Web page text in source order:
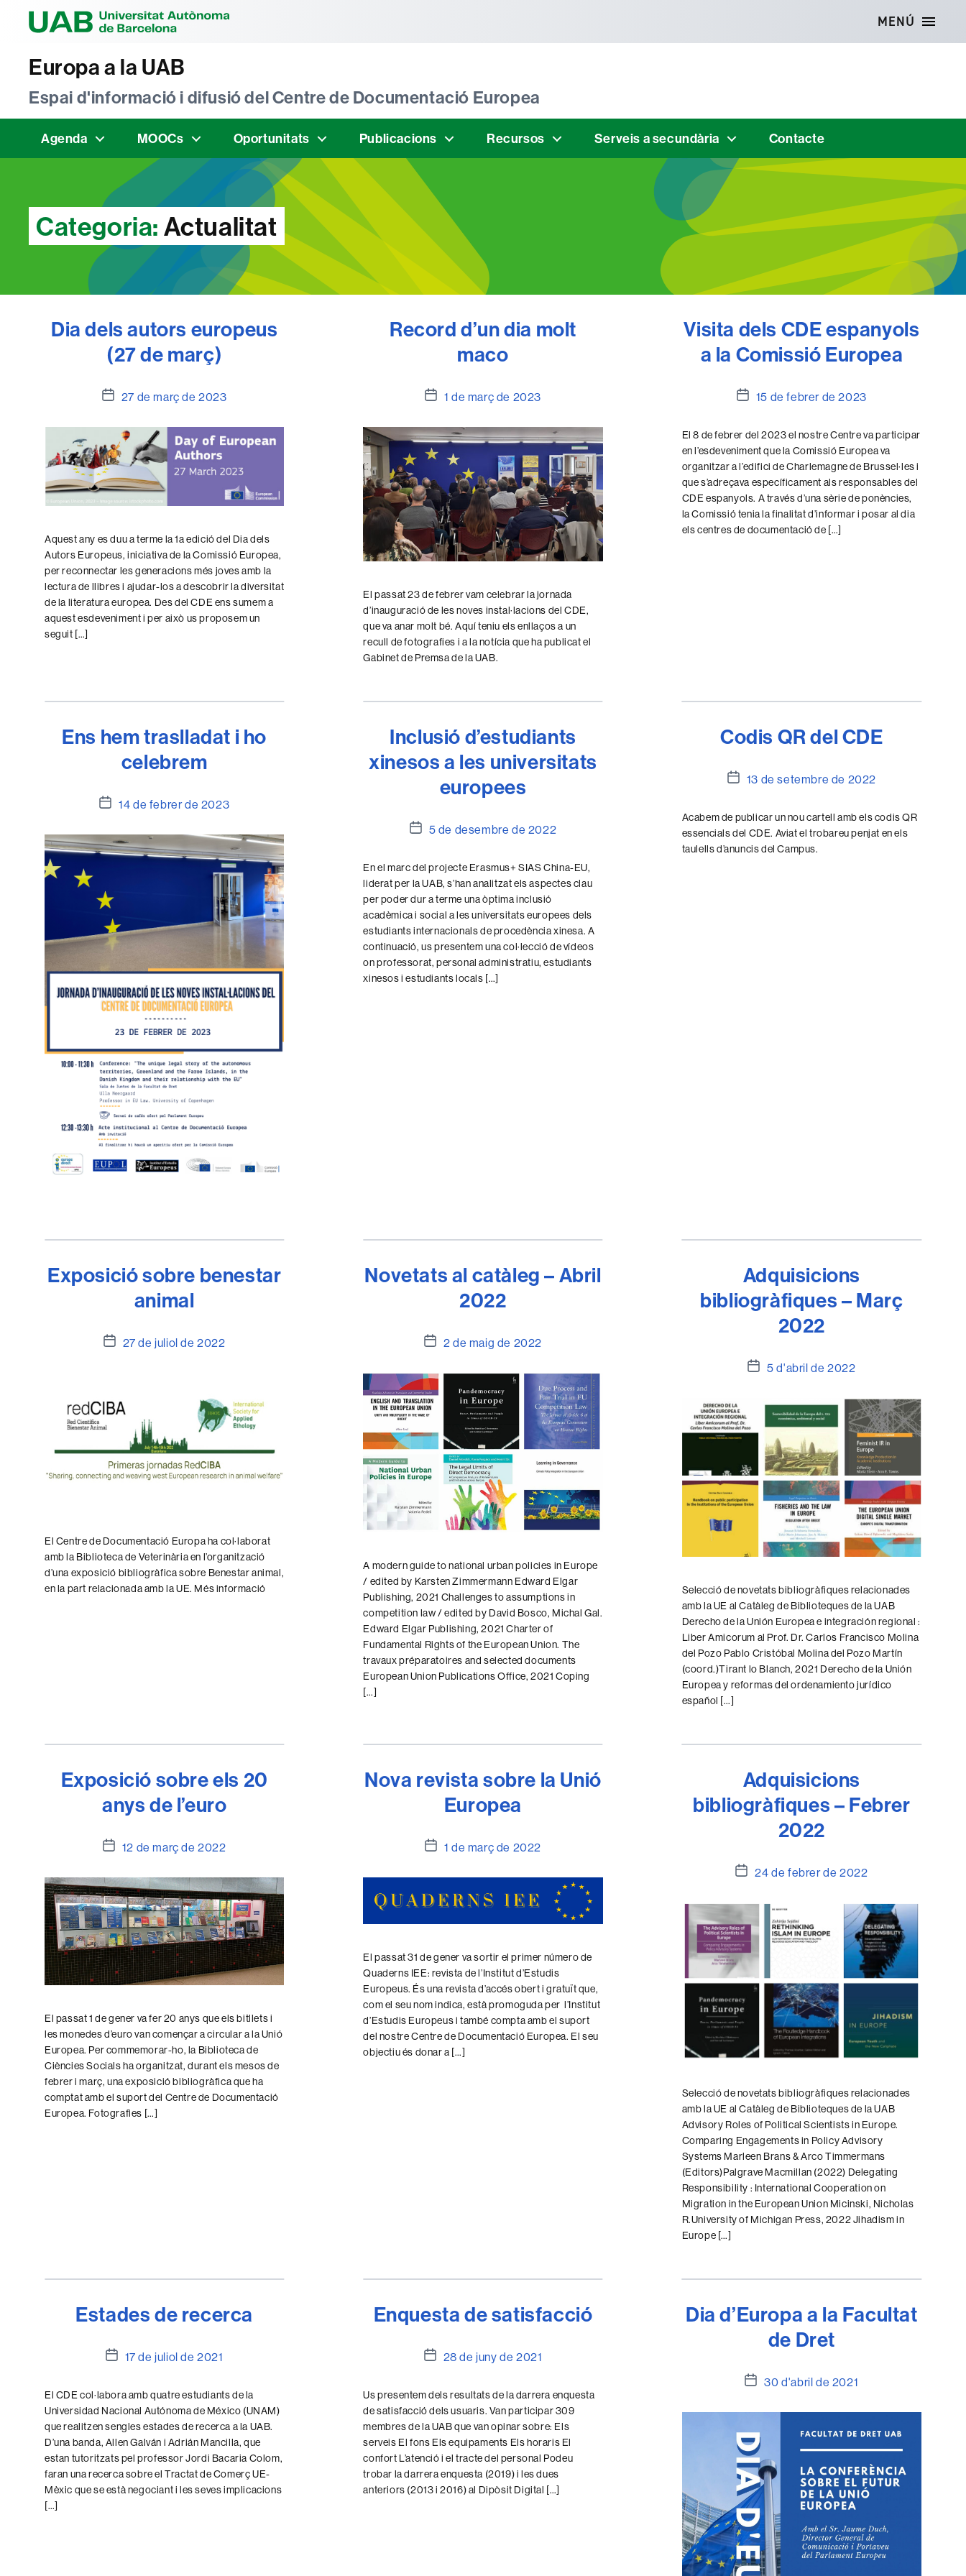
MENÚ
Europa a la UAB
Espai d'informació i difusió del Centre de Documentació Europea
Agenda MOOCs Oportunitats Publicacions Recursos Serveis a secundària Contacte
Categoria: Actualitat
Dia dels autors europeus
(27 de març)
Data
l'entrada
27 de març de 2023
Aquest any es duu a terme la 1a edició del Dia dels
Autors Europeus, iniciativa de la Comissió Europea,
per reconnectar les generacions més joves amb la
lectura de llibres i ajudar-los a descobrir la diversitat
de la literatura europea. Des del CDE ens sumem a
aquest esdeveniment i per això us proposem un
seguit […]
Record d’un dia molt
maco
Data
l'entrada
1 de març de 2023
El passat 23 de febrer vam celebrar la jornada
d’inauguració de les noves instal·lacions del CDE,
que va anar molt bé. Aquí teniu els enllaços a un
recull de fotografies i a la notícia que ha publicat el
Gabinet de Premsa de la UAB.
Visita dels CDE espanyols
a la Comissió Europea
Data
l'entrada
15 de febrer de 2023
El 8 de febrer del 2023 el nostre Centre va participar
en l’esdeveniment que la Comissió Europea va
organitzar a l’edifici de Charlemagne de Brussel·les i
que s’adreçava específicament als responsables del
CDE espanyols. A través d’una sèrie de ponències,
la Comissió tenia la finalitat d’informar i posar al dia
els centres de documentació de […]
Ens hem traslladat i ho
celebrem
Data
l'entrada
14 de febrer de 2023
Inclusió d’estudiants
xinesos a les universitats
europees
Data
l'entrada
5 de desembre de 2022
En el marc del projecte Erasmus+ SIAS China-EU,
liderat per la UAB, s’han analitzat els aspectes clau
per poder dur a terme una òptima inclusió
acadèmica i social a les universitats europees dels
estudiants internacionals de procedència xinesa. A
continuació, us presentem una col·lecció de vídeos
on professorat, personal administratiu, estudiants
xinesos i estudiants locals […]
Codis QR del CDE
Data
l'entrada
13 de setembre de 2022
Acabem de publicar un nou cartell amb els codis QR
essencials del CDE. Aviat el trobareu penjat en els
taulells d’anuncis del Campus.
Exposició sobre benestar
animal
Data27 de juliol de 2022
El Centre de Documentació Europa ha col·laborat
amb la Biblioteca de Veterinària en l’organització
d’una exposició bibliogràfica sobre Benestar animal,
en la part relacionada amb la UE. Més informació
Novetats al catàleg – Abril
2022
Data
l'entrada
2 de maig de 2022
A modern guide to national urban policies in Europe
/ edited by Karsten Zimmermann Edward Elgar
Publishing, 2021 Challenges to assumptions in
competition law / edited by David Bosco, Michal Gal.
Edward Elgar Publishing, 2021 Charter of
Fundamental Rights of the European Union. The
travaux préparatoires and selected documents
European Union Publications Office, 2021 Coping
[…]
Adquisicions
bibliogràfiques – Març
2022
Data
l'entrada
5 d'abril de 2022
Selecció de novetats bibliogràfiques relacionades
amb la UE al Catàleg de Biblioteques de la UAB
Derecho de la Unión Europea e integración regional :
Liber Amicorum al Prof. Dr. Carlos Francisco Molina
del Pozo Pablo Cristóbal Molina del Pozo Martín
(coord.)Tirant lo Blanch, 2021 Derecho de la Unión
Europea y reformas del ordenamiento jurídico
español […]
Exposició sobre els 20
anys de l’euro
Data
l'entrada
12 de març de 2022
El passat 1 de gener va fer 20 anys que els bitllets i
les monedes d’euro van començar a circular a la Unió
Europea. Per commemorar-ho, la Biblioteca de
Ciències Socials ha organitzat, durant els mesos de
febrer i març, una exposició bibliogràfica que ha
comptat amb el suport del Centre de Documentació
Europea. Fotografìes […]
Nova revista sobre la Unió
Europea
Data
l'entrada
1 de març de 2022
El passat 31 de gener va sortir el primer número de
Quaderns IEE: revista de l’Institut d’Estudis
Europeus. És una revista d’accés obert i gratuït que,
com el seu nom indica, està promoguda per l’Institut
d’Estudis Europeus i també compta amb el suport
del nostre Centre de Documentació Europea. El seu
objectiu és donar a […]
Adquisicions
bibliogràfiques – Febrer
2022
Data
l'entrada
24 de febrer de 2022
Selecció de novetats bibliogràfiques relacionades
amb la UE al Catàleg de Biblioteques de la UAB
Advisory Roles of Political Scientists in Europe.
Comparing Engagements in Policy Advisory
Systems Marleen Brans & Arco Timmermans
(Editors)Palgrave Macmillan (2022) Delegating
Responsibility : International Cooperation on
Migration in the European Union Micinski, Nicholas
R.University of Michigan Press, 2022 Jihadism in
Europe […]
Estades de recerca
Data
l'entrada
17 de juliol de 2021
El CDE col·labora amb quatre estudiants de la
Universidad Nacional Autónoma de México (UNAM)
que realitzen sengles estades de recerca a la UAB.
D’una banda, Allen Galván i Adrián Mancilla, que
estan tutoritzats pel professor Jordi Bacaria Colom,
faran una recerca sobre el Tractat de Comerç UE-
Mèxic que se està negociant i les seves implicacions
[…]
Enquesta de satisfacció
Data
l'entrada
28 de juny de 2021
Us presentem dels resultats de la darrera enquesta
de satisfacció dels usuaris. Van participar 309
membres de la UAB que van opinar sobre: Els
serveis El fons Els equipaments Els horaris El
confort L’atenció i el tracte del personal Podeu
trobar la darrera enquesta (2019) i les dues
anteriors (2013 i 2016) al Dipòsit Digital […]
Dia d’Europa a la Facultat
de Dret
Data
l'entrada
30 d'abril de 2021